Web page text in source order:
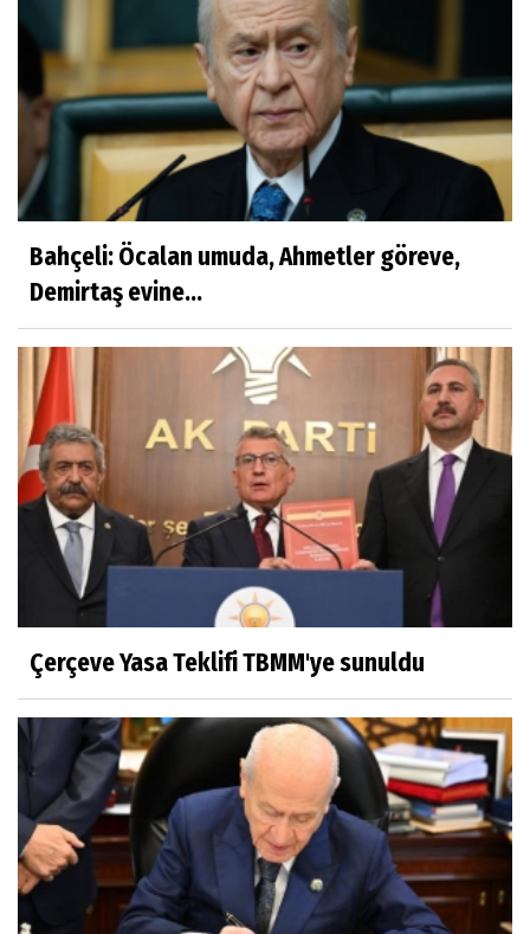
Bahçeli: Öcalan umuda, Ahmetler göreve,
Demirtaş evine...
Çerçeve Yasa Teklifi TBMM'ye sunuldu